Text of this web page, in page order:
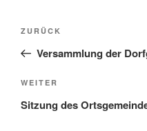
Beitragsnavigation
Vorheriger
Beitrag
ZURÜCK
Versammlung der
Nächster
Beitrag
WEITER
Sitzung des